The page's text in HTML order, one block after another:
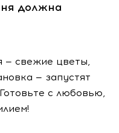
должна
— свежие цветы,
— запустят
с любовью,